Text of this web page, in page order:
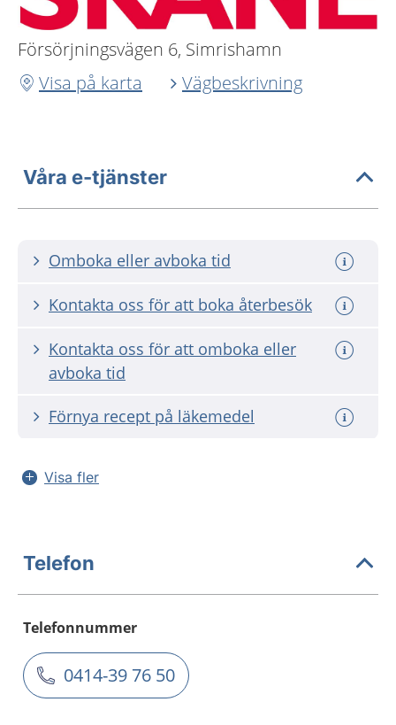
Försörjningsvägen 6, Simrishamn
Visa på karta
Vägbeskrivning
Våra e-tjänster
Omboka eller avboka tid
Kontakta oss för att boka återbesök
Kontakta oss för att omboka eller
avboka tid
Förnya recept på läkemedel
Visa fler
Telefon
Telefonnummer
0414-39 76 50